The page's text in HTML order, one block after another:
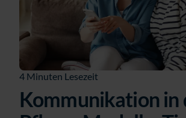
4 Minuten Lesezeit
Kommunikation in